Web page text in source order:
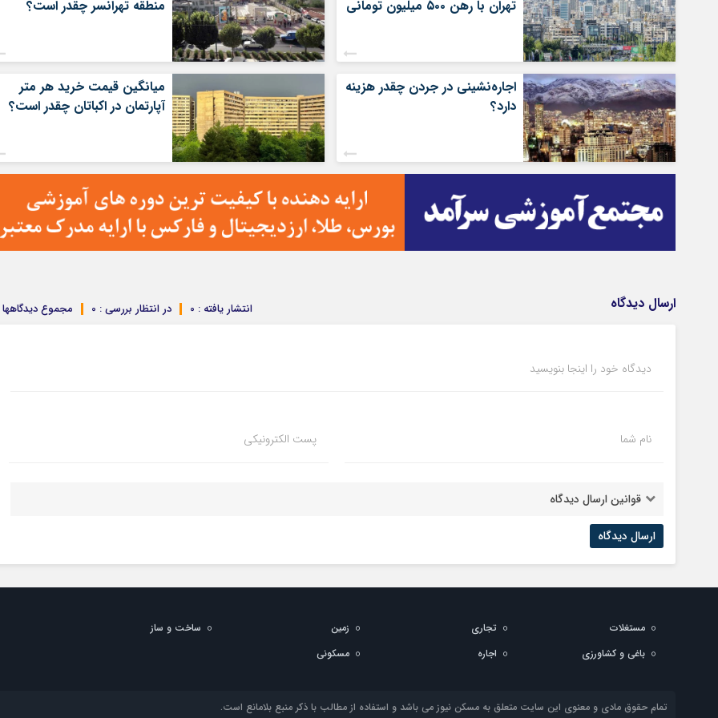
تهران با رهن ۵۰۰ میلیون تومانی منطقه تهرانسر چقدر است؟
اجاره‌نشینی در جردن چقدر هزینه
دارد؟
میانگین قیمت خرید هر متر
آپارتمان در اکباتان چقدر است؟
ارسال دیدگاه مجموع دیدگاهها در انتظار بررسی : 0 انتشار یافته : 0
دیدگاه خود را اینجا بنویسید
نام شما پست الکترونیکی
قوانین ارسال دیدگاه
مستغلات تجاری زمین
ساخت و ساز
باغی و کشاورزی
اجاره مسکونی
تمام حقوق مادی و معنوی این سایت متعلق به مسکن نیوز می باشد و استفاده از مطالب با ذکر منبع بلامانع است.